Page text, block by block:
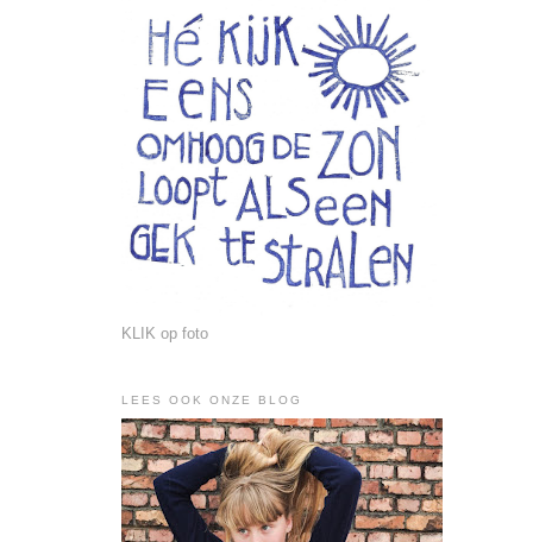
KLIK op foto
LEES OOK ONZE BLOG